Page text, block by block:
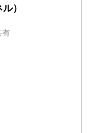
）
有